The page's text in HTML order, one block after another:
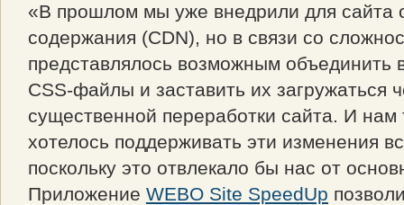
«В прошлом мы уже внедрили для сайта
содержания (CDN), но в связи со
представлялось возможным объединить
CSS-файлы и заставить их загружаться
существенной переработки сайта. И
хотелось поддерживать эти изменения
поскольку это отвлекало бы нас от
Приложение WEBO Site SpeedUp